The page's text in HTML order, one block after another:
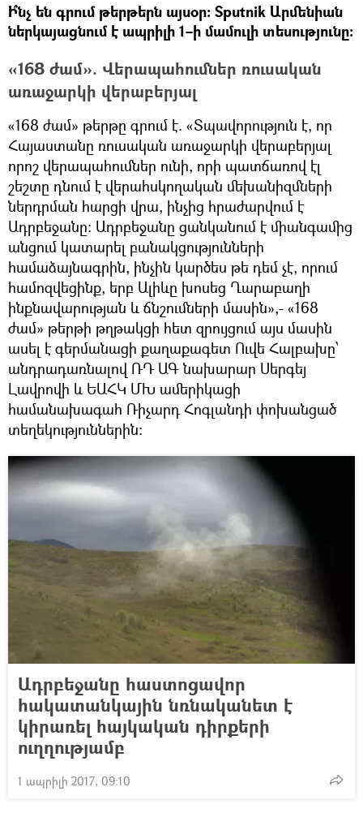
Ի՞նչ են գրում թերթերն այսօր։ Sputnik Արմենիան
ներկայացնում է ապրիլի 1–ի մամուլի տեսությունը։
«168 ժամ». Վերապահումներ ռուսական
առաջարկի վերաբերյալ
«168 ժամ» թերթը գրում է. «Տպավորություն է, որ
Հայաստանը ռուսական առաջարկի վերաբերյալ
որոշ վերապահումներ ունի, որի պատճառով էլ
շեշտը դնում է վերահսկողական մեխանիզմների
ներդրման հարցի վրա, ինչից հրաժարվում է
Ադրբեջանը: Ադրբեջանը ցանկանում է միանգամից
անցում կատարել բանակցությունների
համաձայնագրին, ինչին կարծես թե դեմ չէ, որում
համոզվեցինք, երբ Ալիևը խոսեց Ղարաբաղի
ինքնավարության և ճնշումների մասին»,- «168
ժամ» թերթի թղթակցի հետ զրույցում այս մասին
ասել է գերմանացի քաղաքագետ Ուվե Հալբախը՝
անդրադառնալով ՌԴ ԱԳ նախարար Սերգեյ
Լավրովի և ԵԱՀԿ ՄԽ ամերիկացի
համանախագահ Ռիչարդ Հոգլանդի փոխանցած
տեղեկություններին։
Ադրբեջանը հաստոցավոր
հակատանկային նռնականետ է
կիրառել հայկական դիրքերի
ուղղությամբ
1 ապրիլի 2017, 09:10